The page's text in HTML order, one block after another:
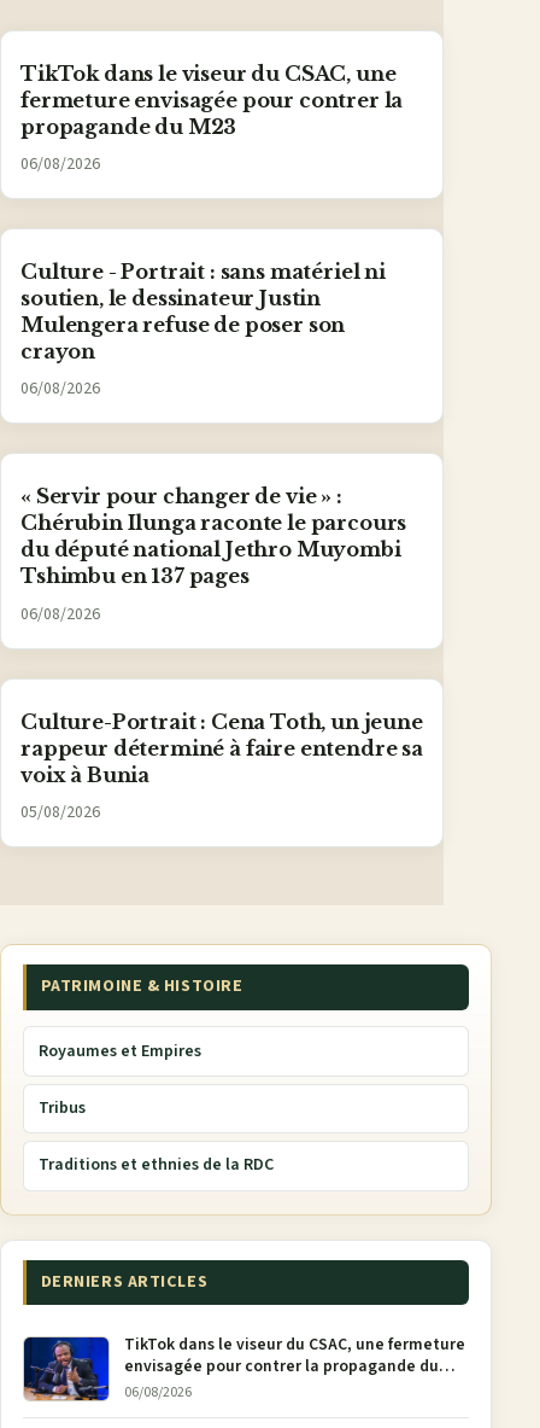
TikTok dans le viseur du CSAC, une
fermeture envisagée pour contrer la
propagande du M23
06/08/2026
Culture - Portrait : sans matériel ni
soutien, le dessinateur Justin
Mulengera refuse de poser son
crayon
06/08/2026
« Servir pour changer de vie » :
Chérubin Ilunga raconte le parcours
du député national Jethro Muyombi
Tshimbu en 137 pages
06/08/2026
Culture-Portrait : Cena Toth, un jeune
rappeur déterminé à faire entendre sa
voix à Bunia
05/08/2026
PATRIMOINE & HISTOIRE
Royaumes et Empires
Tribus
Traditions et ethnies de la RDC
DERNIERS ARTICLES
TikTok dans le viseur du CSAC, une fermeture
envisagée pour contrer la propagande du
M23
06/08/2026